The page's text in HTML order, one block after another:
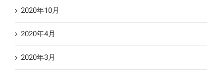
2020年10月
2020年4月
2020年3月